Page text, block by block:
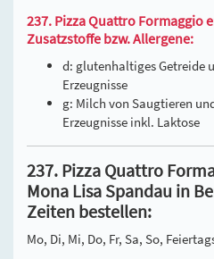
237. Pizza Quattro Formaggio
Zusatzstoffe bzw. Allergene:
d: glutenhaltiges Getreide
Erzeugnisse
g: Milch von Saugtieren
Erzeugnisse inkl. Laktose
237. Pizza Quattro
Mona Lisa Spandau in
Zeiten bestellen:
Mo, Di, Mi, Do, Fr, Sa, So,